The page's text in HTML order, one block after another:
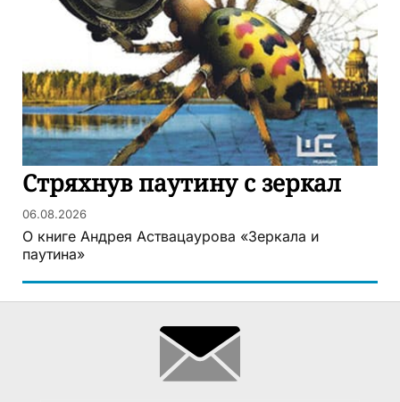
Стряхнув паутину с зеркал
06.08.2026
О книге Андрея Аствацаурова «Зеркала и
паутина»